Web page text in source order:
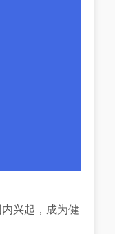
兴起，成为健